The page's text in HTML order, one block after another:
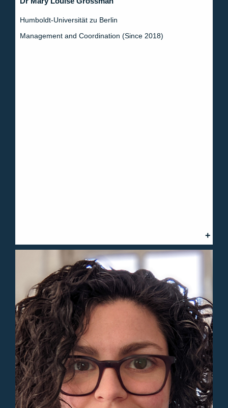
Humboldt-Universität zu Berlin
Management and Coordination (Since 2018)